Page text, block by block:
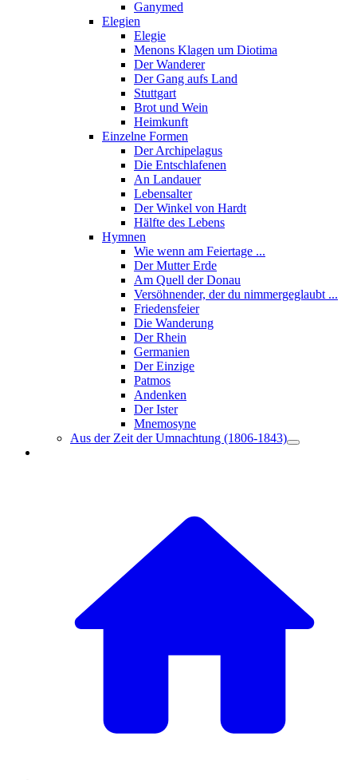
Ganymed
Elegien
Elegie
Menons Klagen um Diotima
Der Wanderer
Der Gang aufs Land
Stuttgart
Brot und Wein
Heimkunft
Einzelne Formen
Der Archipelagus
Die Entschlafenen
An Landauer
Lebensalter
Der Winkel von Hardt
Hälfte des Lebens
Hymnen
Wie wenn am Feiertage ...
Der Mutter Erde
Am Quell der Donau
Versöhnender, der du nimmergeglaubt ...
Friedensfeier
Die Wanderung
Der Rhein
Germanien
Der Einzige
Patmos
Andenken
Der Ister
Mnemosyne
Aus der Zeit der Umnachtung (1806-1843)